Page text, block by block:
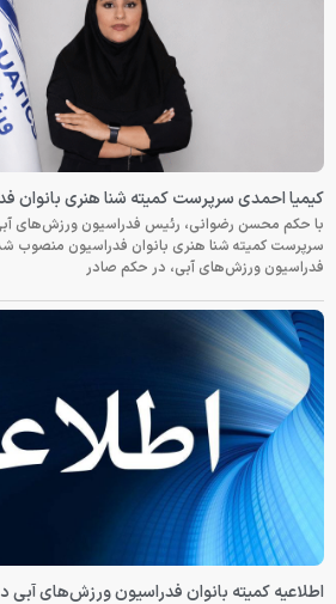
کیمیا احمدی سرپرست کمیته شنا هنری بانوان
با حکم محسن رضوانی، رئیس فدراسیون ورزش‌های
سرپرست کمیته شنا هنری بانوان فدراسیون منصوب
فدراسیون ورزش‌های آبی، در حکم صادر
اطلاعیه کمیته بانوان فدراسیون ورزش‌های آبی